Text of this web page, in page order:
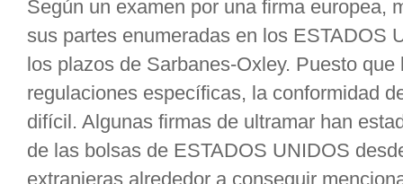
Según un examen por una firma europea,
sus partes enumeradas en los ESTADOS
los plazos de Sarbanes-Oxley. Puesto
regulaciones específicas, la conformidad
difícil. Algunas firmas de ultramar han
de las bolsas de ESTADOS UNIDOS
extranjeras alrededor a conseguir